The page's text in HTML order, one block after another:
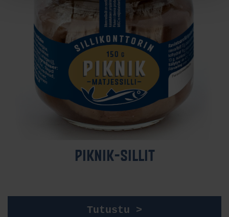
PIK­NIK-SIL­LIT
Tutustu >